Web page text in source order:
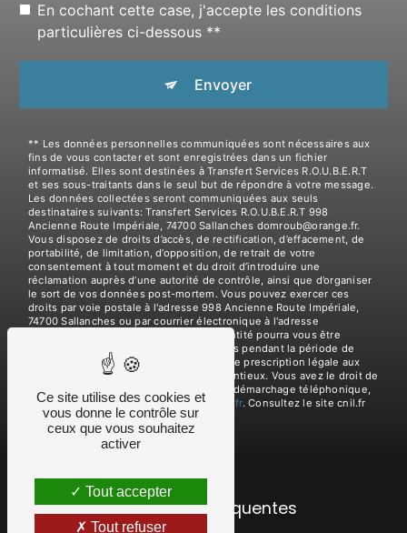
En cochant cette case, j'accepte les conditions
particulières ci-dessous **
Envoyer
** Les données personnelles communiquées sont nécessaires aux
fins de vous contacter et sont enregistrées dans un fichier
informatisé. Elles sont destinées à Transfert Services R.O.U.B.E.R.T
et ses sous-traitants dans le seul but de répondre à votre message.
Les données collectées seront communiquées aux seuls
destinataires suivants: Transfert Services R.O.U.B.E.R.T 998
Ancienne Route Impériale, 74700 Sallanches domroub@orange.fr.
Vous disposez de droits d’accès, de rectification, d’effacement, de
portabilité, de limitation, d’opposition, de retrait de votre
consentement à tout moment et du droit d’introduire une
réclamation auprès d’une autorité de contrôle, ainsi que d’organiser
le sort de vos données post-mortem. Vous pouvez exercer ces
droits par voie postale à l'adresse 998 Ancienne Route Impériale,
74700 Sallanches ou par courrier électronique à l'adresse
domroub@orange.fr. Un justificatif d'identité pourra vous être
demandé. Nous conservons vos données pendant la période de
prise de contact puis pendant la durée de prescription légale aux
fins probatoires et de gestion des contentieux. Vous avez le droit de
vous inscrire sur la liste d'opposition au démarchage téléphonique,
disponible à cette adresse: Bloctel.gouv.fr. Consultez le site cnil.fr
pour plus d’informations sur vos droits.
Recherches fréquentes
Ce site utilise des cookies et
vous donne le contrôle sur
ceux que vous souhaitez
activer
Tout accepter
Tout refuser